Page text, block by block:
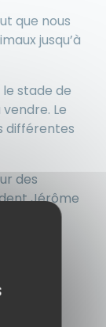
que nous
jusqu’à
stade de
Le
différentes
des
Jérôme